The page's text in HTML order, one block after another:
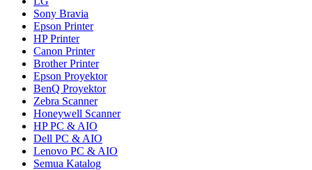
Sony Bravia
Epson Printer
HP Printer
Canon Printer
Brother Printer
Epson Proyektor
BenQ Proyektor
Zebra Scanner
Honeywell Scanner
HP PC & AIO
Dell PC & AIO
Lenovo PC & AIO
Semua Katalog